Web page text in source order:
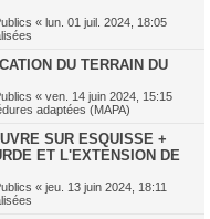
« lun. 01 juil. 2024, 18:05
DU TERRAIN DU
« ven. 14 juin 2024, 15:15
adaptées (MAPA)
SUR ESQUISSE +
ET L'EXTENSION DE
« jeu. 13 juin 2024, 18:11